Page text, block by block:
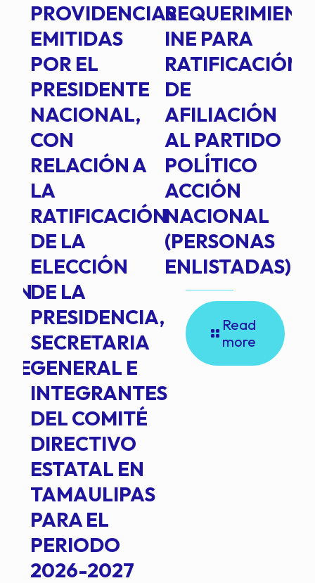
PROVIDENCIAS
EMITIDAS
POR EL
PRESIDENTE
NACIONAL,
CON
RELACIÓN A
LA
RATIFICACIÓN
DE LA
ELECCIÓN
DE LA
PRESIDENCIA,
SECRETARIA
GENERAL E
INTEGRANTES
DEL COMITÉ
DIRECTIVO
ESTATAL EN
TAMAULIPAS
PARA EL
PERIODO
2026-2027
INE PARA
RATIFICACIÓN
DE
AFILIACIÓN
AL PARTIDO
POLÍTICO
ACCIÓN
NACIONAL
(PERSONAS
ENLISTADAS)
Read
more